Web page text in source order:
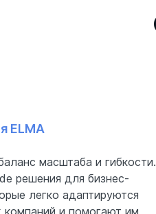
ELMA
масштаба и гибкости.
решения для бизнес-
легко адаптируются
компаний и помогают им